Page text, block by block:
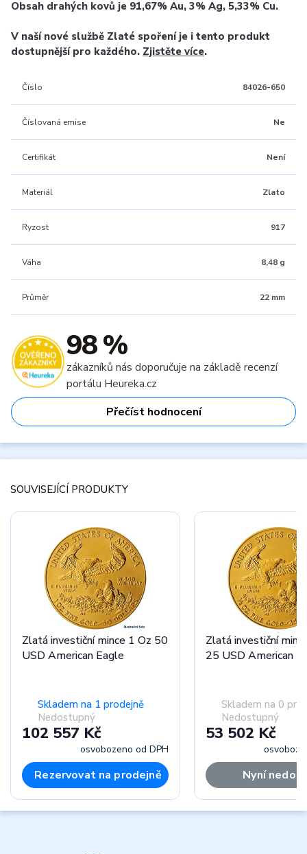
Obsah drahých kovů je 91,67% Au, 3% Ag, 5,33% Cu.
V naší nové službě Zlaté spoření je i tento produkt
dostupnější pro každého. Zjistěte více.
Číslo 84026-650
Číslovaná emise Ne
Certifikát Není
Materiál Zlato
Ryzost 917
Váha 8,48 g
Průměr 22 mm
98 %
zákazníků nás doporučuje na základě recenzí
portálu Heureka.cz
Přečíst hodnocení
SOUVISEJÍCÍ PRODUKTY
Zlatá investiční mince 1 Oz 50
USD American Eagle
Skladem na 1 prodejně
Nedostupný
102 557 Kč
osvobozeno od DPH
Rezervovat na prodejně
Zlatá investiční
25 USD American
Skladem na 0
Nedostupný
53 502 Kč
Nyní